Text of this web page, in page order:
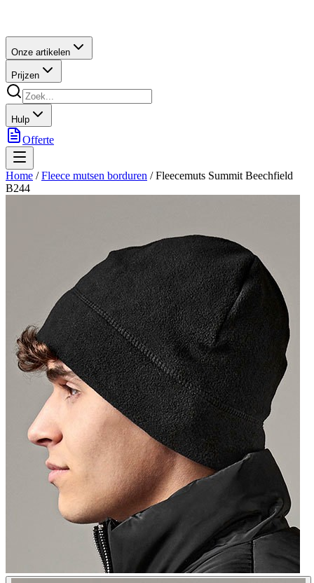
Onze artikelen
Prijzen
Hulp
Offerte
Home / Fleece mutsen borduren /Fleecemuts Summit Beechfield
B244